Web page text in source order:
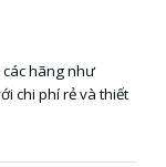
hãng như
chi phí rẻ và thiết